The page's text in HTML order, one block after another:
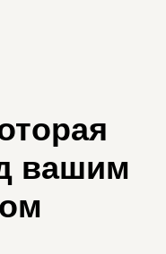
вашим